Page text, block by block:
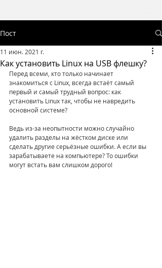
Пост
Как установить Linux на USB флешку?
11 июн. 2021 г.
Перед всеми, кто только начинает
знакомиться с Linux, всегда встаёт самый
первый и самый трудный вопрос: как
установить Linux так, чтобы не навредить
основной системе?
Ведь из-за неопытности можно случайно
удалить разделы на жёстком диске или
сделать другие серьёзные ошибки. А если вы
зарабатываете на компьютере? То ошибки
могут встать вам слишком дорого!